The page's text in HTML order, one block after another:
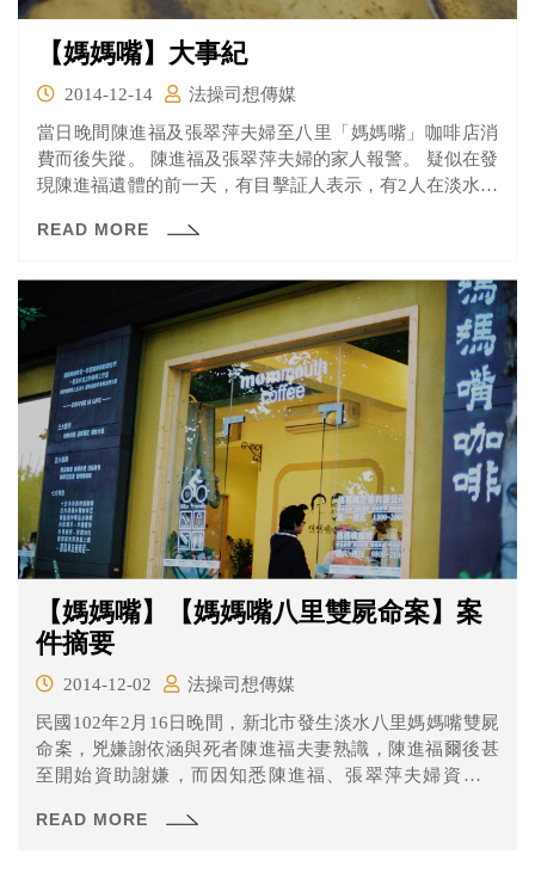
【媽媽嘴】大事紀
2014-12-14
法操司想傳媒
當日晚間陳進福及張翠萍夫婦至八里「媽媽嘴」咖啡店消
費而後失蹤。 陳進福及張翠萍夫婦的家人報警。 疑似在發
現陳進福遺體的前一天，有目擊証人表示，有2人在淡水河
READ MORE
【媽媽嘴】【媽媽嘴八里雙屍命案】案
件摘要
2014-12-02
法操司想傳媒
民國102年2月16日晚間，新北市發生淡水八里媽媽嘴雙屍
命案，兇嫌謝依涵與死者陳進福夫妻熟識，陳進福爾後甚
至開始資助謝嫌，而因知悉陳進福、張翠萍夫婦資力豐
領張翠萍保管箱內財物未能得逞，於2013年2月16日19時17
READ MORE